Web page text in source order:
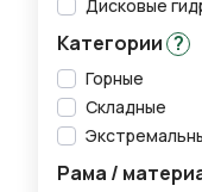
Дисковые
Категории ?
Горные
Складные
Рама /